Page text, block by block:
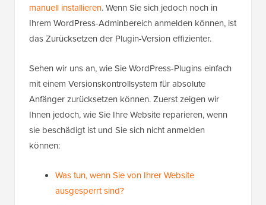
manuell installieren. Wenn Sie sich jedoch noch in
Ihrem WordPress-Adminbereich anmelden können, ist
das Zurücksetzen der Plugin-Version effizienter.
Sehen wir uns an, wie Sie WordPress-Plugins einfach
mit einem Versionskontrollsystem für absolute
Anfänger zurücksetzen können. Zuerst zeigen wir
Ihnen jedoch, wie Sie Ihre Website reparieren, wenn
sie beschädigt ist und Sie sich nicht anmelden
können:
Was tun, wenn Sie von Ihrer Website
ausgesperrt sind?